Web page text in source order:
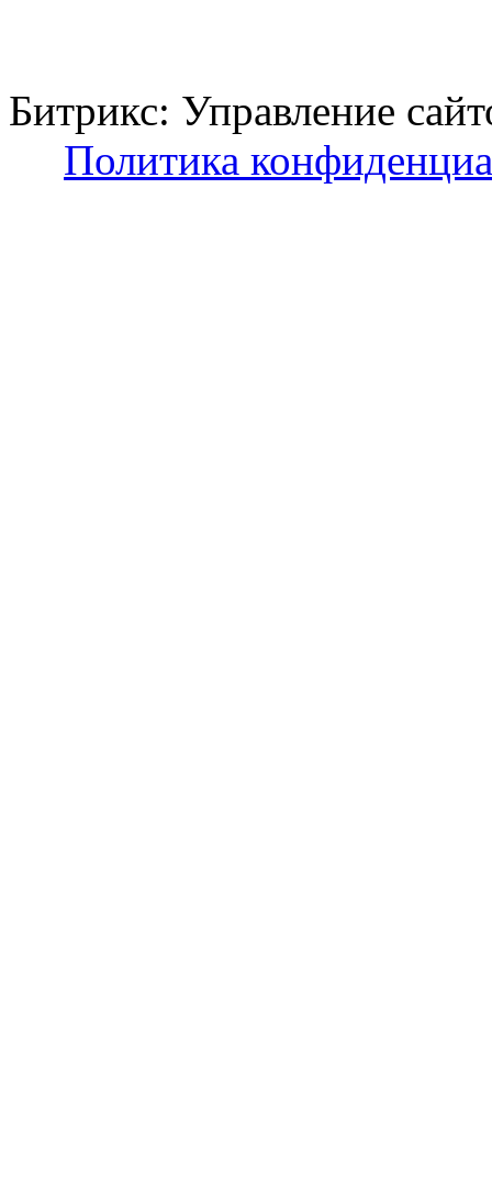
Битрикс: Управление
Политика